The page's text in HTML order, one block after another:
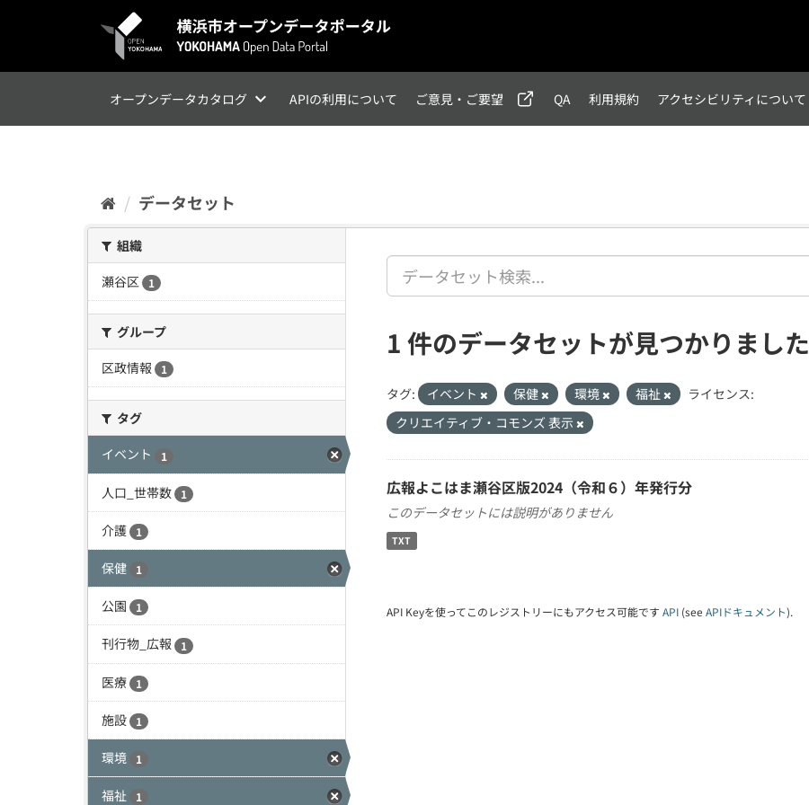
オープンデータカタログ APIの利用について ご意見・ご要望 QA 利用規約 アクセシビリティについて
データセット
組織
瀬谷区
1
グループ
区政情報
1
タグ
イベント
1
人口_世帯数 1
介護 1
保健 1
公園 1
刊行物_広報 1
医療 1
施設 1
環境 1
福祉 1
1 件のデータセットが見つかりました
タグ: イベント 保健 環境 福祉
ライセンス:
クリエイティブ・コモンズ 表示
広報よこはま瀬谷区版2024（令和６）年発行分
このデータセットには説明がありません
TXT
API Keyを使ってこのレジストリーにもアクセス可能です API (see APIドキュメント).